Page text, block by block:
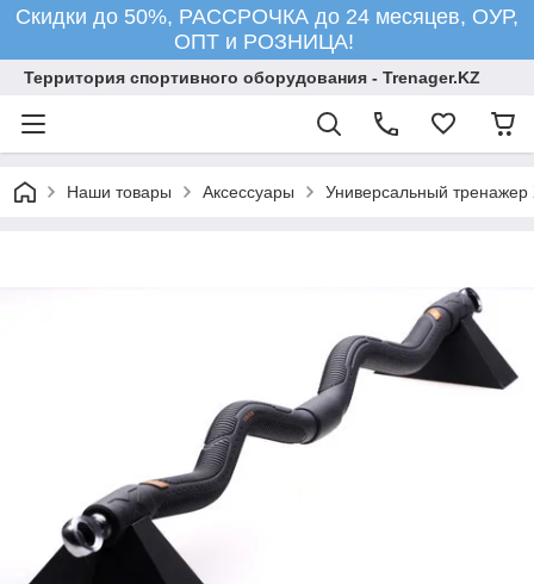
Скидки до 50%, РАССРОЧКА до 24 месяцев, ОУР,
ОПТ и РОЗНИЦА!
Территория спортивного оборудования - Trenager.KZ
Наши товары Аксессуары Универсальный тренажер